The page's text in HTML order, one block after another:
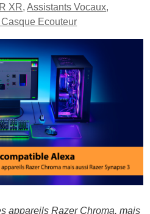
XR,Assistants Vocaux,
Ecouteur
appareils Razer Chroma, mais